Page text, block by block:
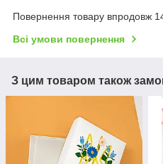
Повернення товару впродовж
Всі умови повернення
З цим товаром також